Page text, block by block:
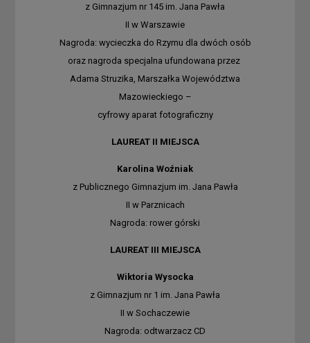
z Gimnazjum nr 145 im. Jana Pawła
II w Warszawie
Nagroda: wycieczka do Rzymu dla dwóch osób
oraz nagroda specjalna ufundowana przez
Adama Struzika, Marszałka Województwa
Mazowieckiego –
cyfrowy aparat fotograficzny
LAUREAT II MIEJSCA
Karolina Woźniak
z Publicznego Gimnazjum im. Jana Pawła
II w Parznicach
Nagroda: rower górski
LAUREAT III MIEJSCA
Wiktoria Wysocka
z Gimnazjum nr 1 im. Jana Pawła
II w Sochaczewie
Nagroda: odtwarzacz CD